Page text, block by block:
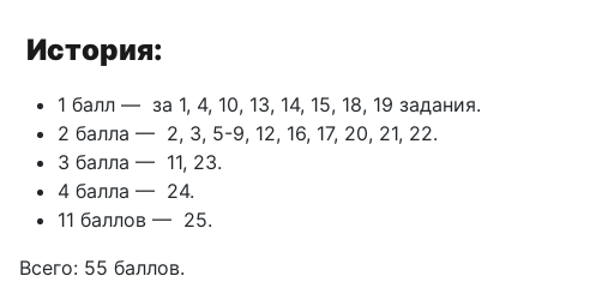
История:
1 балл — за 1, 4, 10, 13, 14, 15, 18, 19 задания.
2 балла — 2, 3, 5-9, 12, 16, 17, 20, 21, 22.
З балла — 11, 23.
4 балла — 24.
11 баллов — 25.
Всего: 55 баллов.